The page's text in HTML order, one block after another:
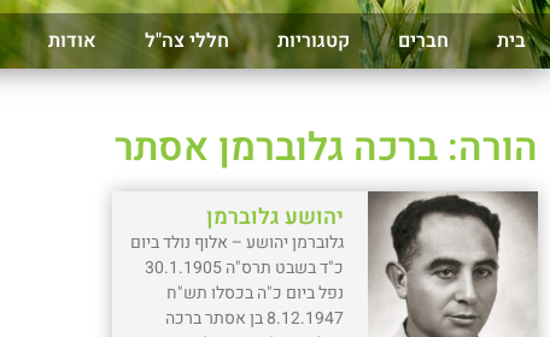
בית חברים קטגוריות חללי צה"ל אודות
הורה: ברכה גלוברמן אסתר
יהושע גלוברמן
גלוברמן יהושע – אלוף נולד ביום
כ"ד בשבט תרס"ה 30.1.1905
נפל ביום כ"ה בכסלו תש"ח
8.12.1947 בן אסתר ברכה